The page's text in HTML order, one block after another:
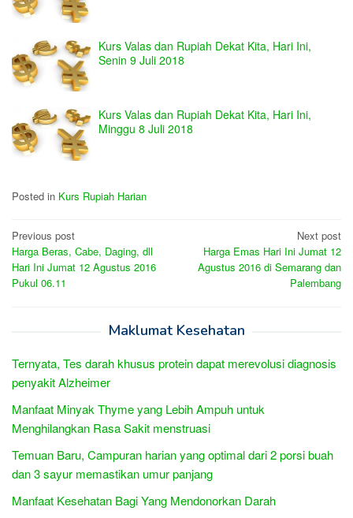
Kurs Valas dan Rupiah Dekat Kita, Hari Ini,
Senin 9 Juli 2018
Kurs Valas dan Rupiah Dekat Kita, Hari Ini,
Minggu 8 Juli 2018
Posted in Kurs Rupiah Harian
Post
navigation
Previous post
Harga Beras, Cabe, Daging, dll
Hari Ini Jumat 12 Agustus 2016
Pukul 06.11
Next post
Harga Emas Hari Ini Jumat 12
Agustus 2016 di Semarang dan
Palembang
Maklumat Kesehatan
Ternyata, Tes darah khusus protein dapat merevolusi diagnosis
penyakit Alzheimer
Manfaat Minyak Thyme yang Lebih Ampuh untuk
Menghilangkan Rasa Sakit menstruasi
Temuan Baru, Campuran harian yang optimal dari 2 porsi buah
dan 3 sayur memastikan umur panjang
Manfaat Kesehatan Bagi Yang Mendonorkan Darah